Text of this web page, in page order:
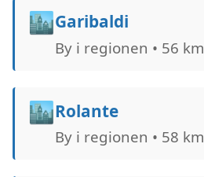
🏙️Garibaldi
By i regionen • 56 km
🏙️Rolante
By i regionen • 58 km